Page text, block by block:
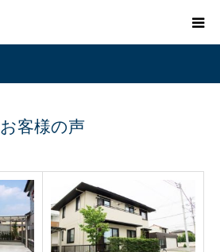
お客様の声